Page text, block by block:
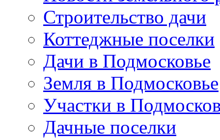
Строительство дачи
Коттеджные поселки
Дачи в Подмосковье
Земля в Подмосковье
Участки в
Дачные поселки